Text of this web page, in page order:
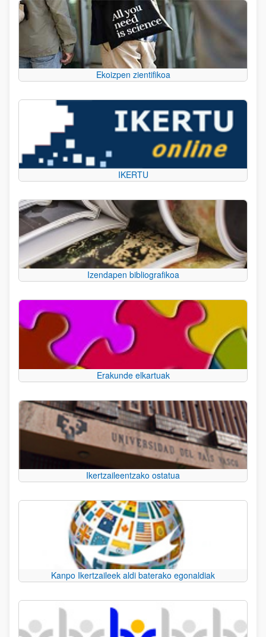
Ekoizpen zientifikoa
IKERTU
Izendapen bibliografikoa
Erakunde elkartuak
Ikertzaileentzako ostatua
Kanpo Ikertzaileek aldi baterako egonaldiak